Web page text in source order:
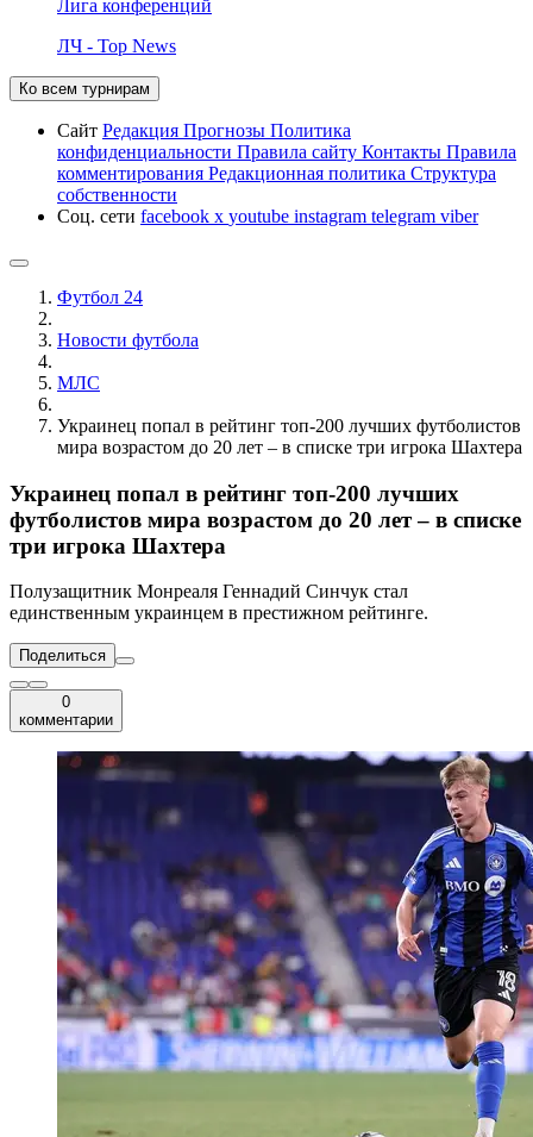
Лига конференций
ЛЧ - Top News
Ко всем турнирам
Сайт Редакция Прогнозы Политика
конфиденциальности Правила сайту Контакты Правила
комментирования Редакционная политика Структура
собственности
Соц. сети facebook x youtube instagram telegram viber
Футбол 24
Новости футбола
МЛС
Украинец попал в рейтинг топ-200 лучших футболистов
мира возрастом до 20 лет – в списке три игрока Шахтера
Украинец попал в рейтинг топ-200 лучших
футболистов мира возрастом до 20 лет – в списке
три игрока Шахтера
Полузащитник Монреаля Геннадий Синчук стал
единственным украинцем в престижном рейтинге.
Поделиться
0
комментарии